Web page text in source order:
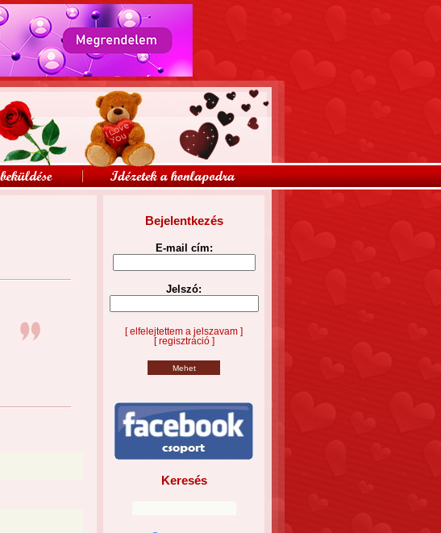
Bejelentkezés
E-mail cím:
Jelszó:
[ elfelejtettem a jelszavam ]
[ regisztráció ]
Keresés